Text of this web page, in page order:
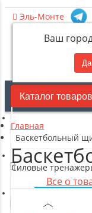
Эль-Монте
Ваш
Каталог товаров
Кардиотренажеры
Силовые
Свободные веса
Главная
Баскетбольный
Все о